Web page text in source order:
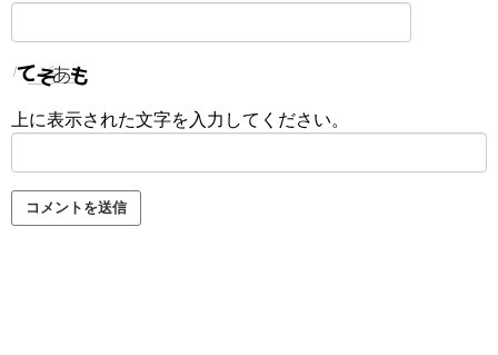
上に表示された文字を入力してください。